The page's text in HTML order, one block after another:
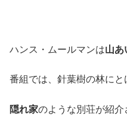
ハンス・ムールマンは山あ
番組では、針葉樹の林にと
隠れ家のような別荘が紹介